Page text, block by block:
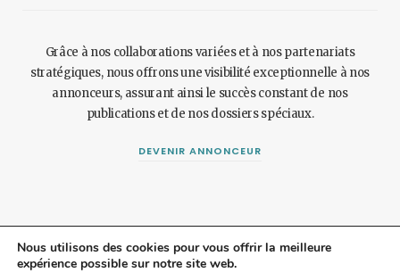
Grâce à nos collaborations variées et à nos partenariats
stratégiques, nous offrons une visibilité exceptionnelle à nos
annonceurs, assurant ainsi le succès constant de nos
publications et de nos dossiers spéciaux.
DEVENIR ANNONCEUR
Nous utilisons des cookies pour vous offrir la meilleure
expérience possible sur notre site web.